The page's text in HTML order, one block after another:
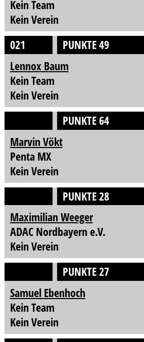
Kein Team
Kein Verein
021
PUNKTE 49
Lennox Baum
Kein Team
Kein Verein
PUNKTE 64
Marvin Vökt
Penta MX
Kein Verein
PUNKTE 28
Maximilian Weeger
ADAC Nordbayern e.V.
Kein Verein
PUNKTE 27
Samuel Ebenhoch
Kein Team
Kein Verein